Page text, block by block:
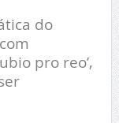
do
pro reo’,